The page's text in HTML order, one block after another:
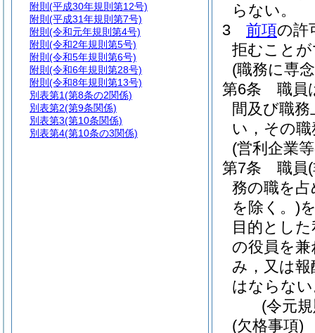
らない。
3
前項の許
拒むこと
(職務に専
第6条
職員
間及び職
い，その
(営利企業
第7条
職員
務の職を
を除く。)
目的とし
の役員を
み，又は
はならな
(令元
(欠格事項)
附則 (平成30年規則第12号)
附則 (平成31年規則第7号)
附則 (令和元年規則第4号)
附則 (令和2年規則第5号)
附則 (令和5年規則第6号)
附則 (令和6年規則第28号)
附則 (令和8年規則第13号)
別表第1(第8条の2関係)
別表第2(第9条関係)
別表第3(第10条関係)
別表第4(第10条の3関係)